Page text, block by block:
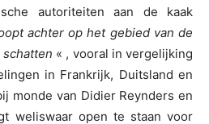
autoriteiten aan de kaak
achter op het gebied van de
« , vooral in vergelijking
in Frankrijk, Duitsland en
monde van Didier Reynders en
weliswaar open te staan voor